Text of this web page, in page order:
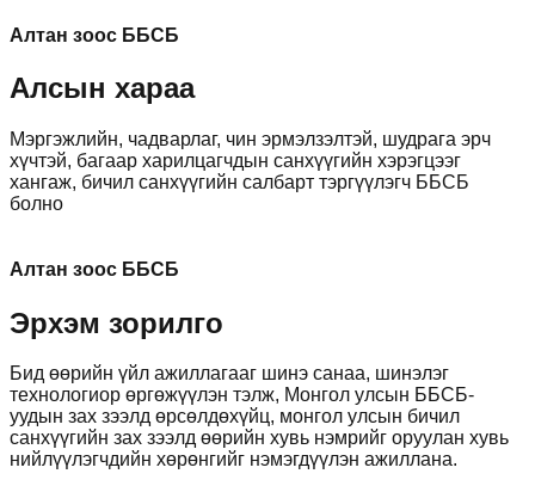
Алтан зоос ББСБ
Алсын хараа
Мэргэжлийн, чадварлаг, чин эрмэлзэлтэй, шудрага эрч
хүчтэй, багаар харилцагчдын санхүүгийн хэрэгцээг
хангаж, бичил санхүүгийн салбарт тэргүүлэгч ББСБ
болно
Алтан зоос ББСБ
Эрхэм зорилго
Бид өөрийн үйл ажиллагааг шинэ санаа, шинэлэг
технологиор өргөжүүлэн тэлж, Монгол улсын ББСБ-
уудын зах зээлд өрсөлдөхүйц, монгол улсын бичил
санхүүгийн зах зээлд өөрийн хувь нэмрийг оруулан хувь
нийлүүлэгчдийн хөрөнгийг нэмэгдүүлэн ажиллана.